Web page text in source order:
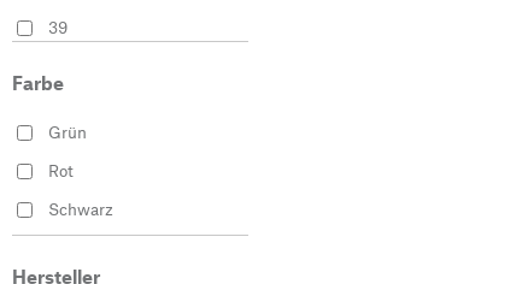
39
42
43
44
Farbe
Grün
Rot
Schwarz
Hersteller